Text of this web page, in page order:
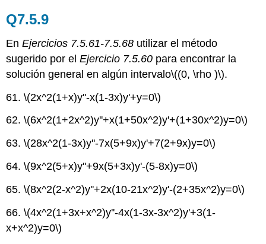
Q7.5.9
EnEjercicios 7.5.61-7.5.68 utilizar el método
sugerido por elEjercicio 7.5.60 para encontrar la
solución general en algún intervalo\((0, \rho )\).
61.\(2x^2(1+x)y''-x(1-3x)y'+y=0\)
62.\(6x^2(1+2x^2)y''+x(1+50x^2)y'+(1+30x^2)y=0\)
63.\(28x^2(1-3x)y''-7x(5+9x)y'+7(2+9x)y=0\)
64.\(9x^2(5+x)y''+9x(5+3x)y'-(5-8x)y=0\)
65.\(8x^2(2-x^2)y''+2x(10-21x^2)y'-(2+35x^2)y=0\)
66.\(4x^2(1+3x+x^2)y''-4x(1-3x-3x^2)y'+3(1-
x+x^2)y=0\)